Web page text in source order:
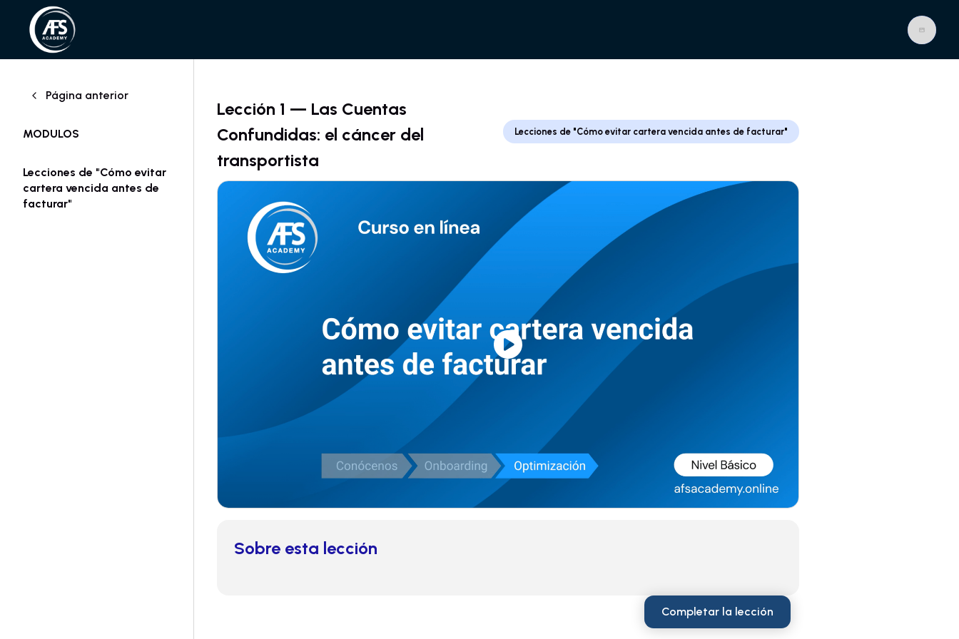
Página anterior
MODULOS
Lecciones de "Cómo evitar
cartera vencida antes de
facturar"
Lección 1 — Las Cuentas
Confundidas: el cáncer del
transportista
Lecciones de "Cómo evitar cartera vencida antes de facturar"
Sobre esta lección
Completar la lección